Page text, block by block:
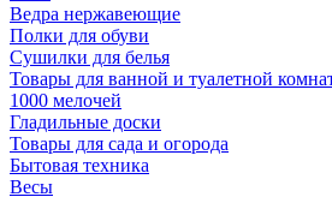
Ведра нержавеющие
Полки для обуви
Сушилки для белья
Товары для ванной и туалетной
1000 мелочей
Гладильные доски
Товары для сада и огорода
Бытовая техника
Весы